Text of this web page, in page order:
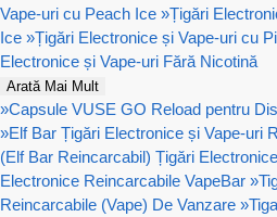
Vape-uri cu Peach Ice »Țigări
Ice »Țigări Electronice și Vape-uri cu
Electronice și Vape-uri Fără Nicotină
Arată Mai Mult
»Capsule VUSE GO Reload pentru
»Elf Bar Țigări Electronice și Vape-uri
(Elf Bar Reincarcabil) Țigări
Electronice Reincarcabile VapeBar »
Reincarcabile (Vape) De Vanzare »